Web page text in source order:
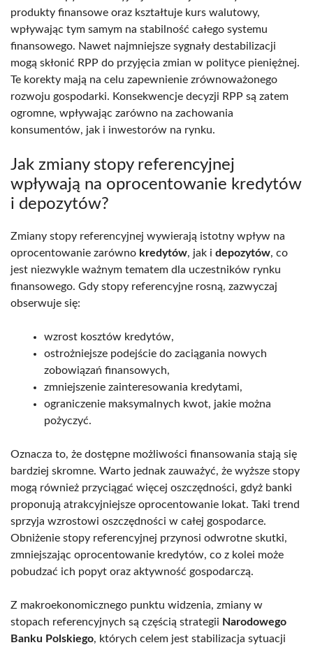
produkty finansowe oraz kształtuje kurs walutowy,
wpływając tym samym na stabilność całego systemu
finansowego. Nawet najmniejsze sygnały destabilizacji
mogą skłonić RPP do przyjęcia zmian w polityce pieniężnej.
Te korekty mają na celu zapewnienie zrównoważonego
rozwoju gospodarki. Konsekwencje decyzji RPP są zatem
ogromne, wpływając zarówno na zachowania
konsumentów, jak i inwestorów na rynku.
Jak zmiany stopy referencyjnej
wpływają na oprocentowanie kredytów
i depozytów?
Zmiany stopy referencyjnej wywierają istotny wpływ na
oprocentowanie zarówno kredytów, jak i depozytów, co
jest niezwykle ważnym tematem dla uczestników rynku
finansowego. Gdy stopy referencyjne rosną, zazwyczaj
obserwuje się:
wzrost kosztów kredytów,
ostrożniejsze podejście do zaciągania nowych
zobowiązań finansowych,
zmniejszenie zainteresowania kredytami,
ograniczenie maksymalnych kwot, jakie można
pożyczyć.
Oznacza to, że dostępne możliwości finansowania stają się
bardziej skromne. Warto jednak zauważyć, że wyższe stopy
mogą również przyciągać więcej oszczędności, gdyż banki
proponują atrakcyjniejsze oprocentowanie lokat. Taki trend
sprzyja wzrostowi oszczędności w całej gospodarce.
Obniżenie stopy referencyjnej przynosi odwrotne skutki,
zmniejszając oprocentowanie kredytów, co z kolei może
pobudzać ich popyt oraz aktywność gospodarczą.
Z makroekonomicznego punktu widzenia, zmiany w
stopach referencyjnych są częścią strategii Narodowego
Banku Polskiego, których celem jest stabilizacja sytuacji